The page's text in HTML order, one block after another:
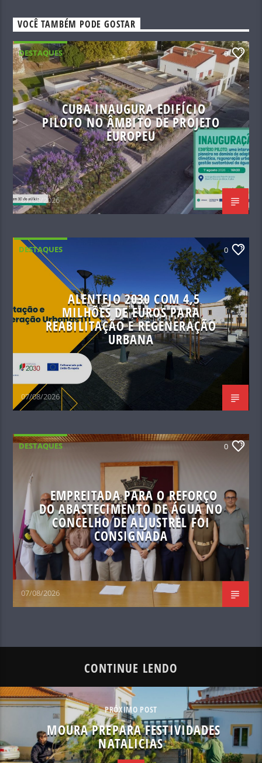
VOCÊ TAMBÉM PODE GOSTAR
DESTAQUES 0
CUBA INAUGURA EDIFÍCIO
PILOTO NO ÂMBITO DE PROJETO
EUROPEU
07/08/2026
DESTAQUES 0
ALENTEJO 2030 COM 4,5
MILHÕES DE EUROS PARA
REABILITAÇÃO E REGENERAÇÃO
URBANA
07/08/2026
DESTAQUES 0
EMPREITADA PARA O REFORÇO
DO ABASTECIMENTO DE ÁGUA NO
CONCELHO DE ALJUSTREL FOI
CONSIGNADA
07/08/2026
CONTINUE LENDO
PRÓXIMO POST
MOURA PREPARA FESTIVIDADES
NATALICIAS